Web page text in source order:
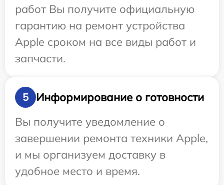
работ Вы получите официальную
гарантию на ремонт устройства
Apple сроком на все виды работ и
запчасти.
5
Информирование о готовности
Вы получите уведомление о
завершении ремонта техники Apple,
и мы организуем доставку в
удобное место и время.